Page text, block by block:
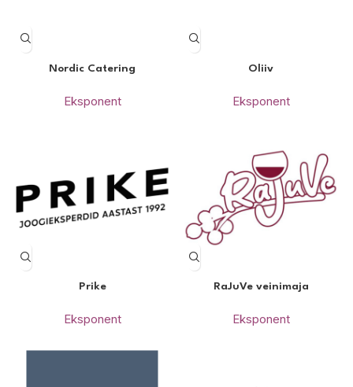
Nordic Catering
Eksponent
Oliiv
Eksponent
Prike
Eksponent
RaJuVe veinimaja
Eksponent